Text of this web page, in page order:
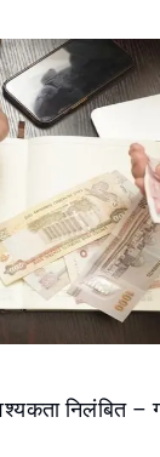
निलंबित –